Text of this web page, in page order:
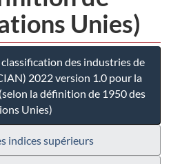
Unies)
des industries de
2022 version 1.0 pour la
la définition de 1950 des
Unies)
indices supérieurs